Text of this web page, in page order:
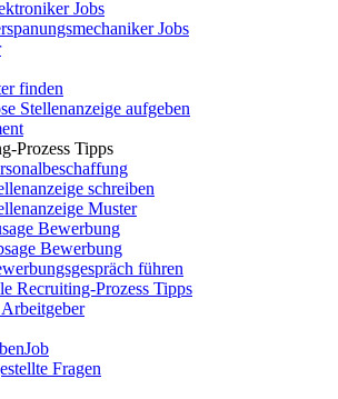
Jobs
Jobs
finden
Stellenanzeige aufgeben
Prozess Tipps
schreiben
Muster
Bewerbung
Bewerbung
führen
Recruiting-Prozess Tipps
Fragen